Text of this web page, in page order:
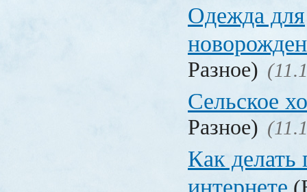
Одежда для
Разное)
Сельское
Разное)
Как делать